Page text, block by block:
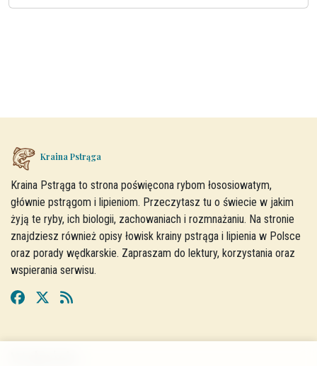
Kraina Pstrąga
Kraina Pstrąga to strona poświęcona rybom łososiowatym,
głównie pstrągom i lipieniom. Przeczytasz tu o świecie w jakim
żyją te ryby, ich biologii, zachowaniach i rozmnażaniu. Na stronie
znajdziesz również opisy łowisk krainy pstrąga i lipienia w Polsce
oraz porady wędkarskie. Zapraszam do lektury, korzystania oraz
wspierania serwisu.